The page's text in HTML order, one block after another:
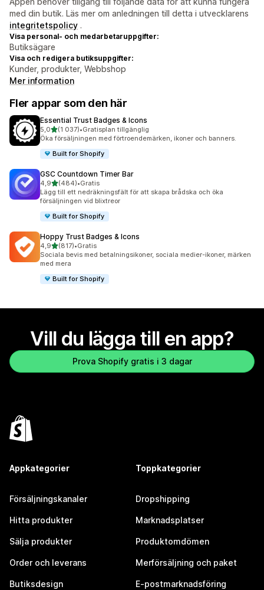
med din butik. Läs mer om anledningen till detta i utvecklarens
integritetspolicy .
Visa personal- och medarbetaruppgifter:
Butiksägare
Visa och redigera butiksuppgifter:
Kunder, produkter, Webbshop
Mer information
Fler appar som den här
Essential Trust Badges & Icons
5,0av 5 stjärnor
(1 037)
1037 recensioner totalt
•Gratisplan tillgänglig
Öka försäljningen med förtroendemärken, ikoner och banners.
Built for Shopify
GSC Countdown Timer Bar
4,9av 5 stjärnor
(484)
484 recensioner totalt
•Gratis
Lägg till ett nedräkningsfält för att skapa brådska och öka
försäljningen vid blixtreor
Built for Shopify
Hoppy Trust Badges & Icons
4,9av 5 stjärnor
(817)
817 recensioner totalt
•Gratis
Sociala bevis med betalningsikoner, sociala medier-ikoner, märken
med mera
Built for Shopify
Vill du lägga till en app?
Prova Shopify gratis i 3 dagar
Appkategorier
Försäljningskanaler
Hitta produkter
Sälja produkter
Order och leverans
Butiksdesign
Toppkategorier
Dropshipping
Marknadsplatser
Produktomdömen
Merförsäljning och paket
E-postmarknadsföring